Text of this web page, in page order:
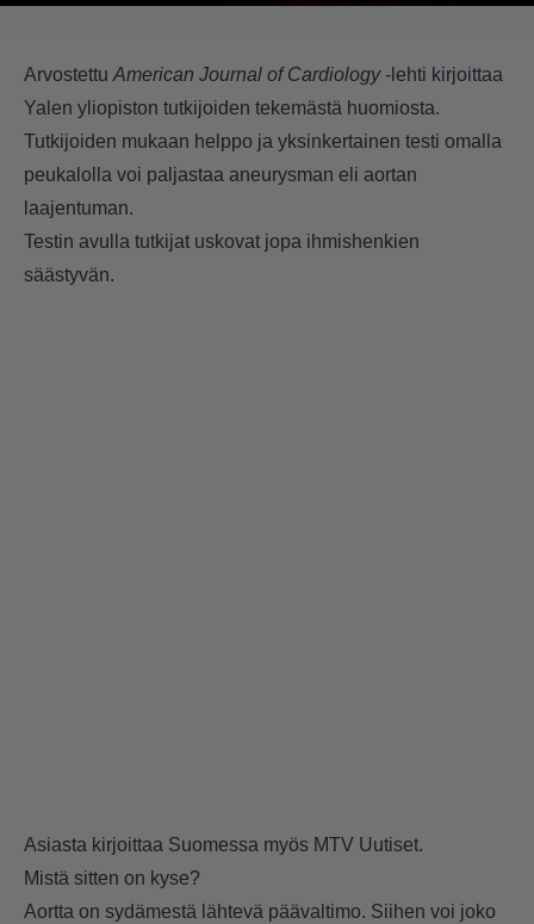
ArvostettuAmerican Journal of Cardiology -lehti kirjoittaa
Yalen yliopiston tutkijoiden tekemästä huomiosta.
Tutkijoiden mukaan helppo ja yksinkertainen testi omalla
peukalolla voi paljastaa aneurysman eli aortan
laajentuman.
Testin avulla tutkijat uskovat jopa ihmishenkien
säästyvän.
Asiasta kirjoittaa Suomessa myös MTV Uutiset.
Mistä sitten on kyse?
Aortta on sydämestä lähtevä päävaltimo. Siihen voi joko